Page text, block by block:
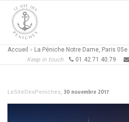
Accueil » La Péniche Notre Dame, Paris 05e
Keep in touch
01.42.71.40.79
LeSiteDesPeniches, 30 novembre 2017